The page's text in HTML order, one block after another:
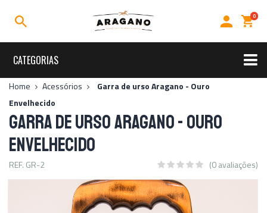
0
CATEGORIAS
Rally
Sal para Churrasco
Sal de Parilla Sal Grosso
Kits
Acessórios
Uso Diário
Home Acessórios
Garra de urso Aragano - Ouro
Envelhecido
GARRA DE URSO ARAGANO - OURO
ENVELHECIDO
REF. GR-2 (0 avaliações)